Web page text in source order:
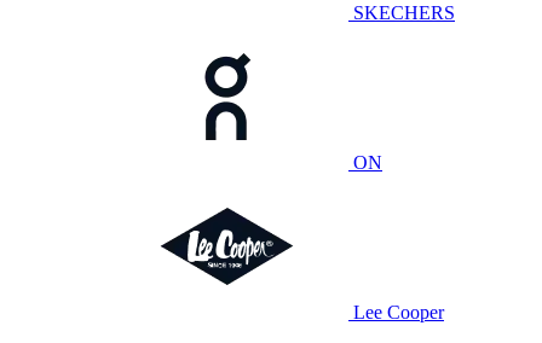
SKECHERS
ON
Lee Cooper